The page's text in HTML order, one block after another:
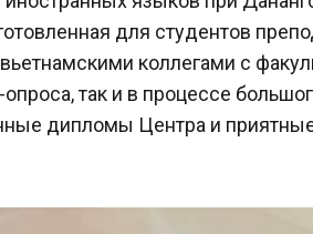
для студентов
коллегами с
опроса, так и в процессе
дипломы Центра и